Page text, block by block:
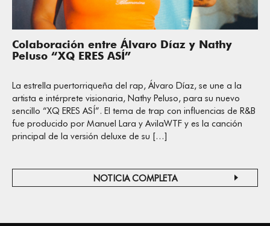
Colaboración entre Álvaro Díaz y Nathy
Peluso “XQ ERES ASÍ”
La estrella puertorriqueña del rap, Álvaro Díaz, se une a la
artista e intérprete visionaria, Nathy Peluso, para su nuevo
sencillo “XQ ERES ASÍ”. El tema de trap con influencias de R&B
fue producido por Manuel Lara y AvilaWTF y es la canción
principal de la versión deluxe de su […]
NOTICIA COMPLETA